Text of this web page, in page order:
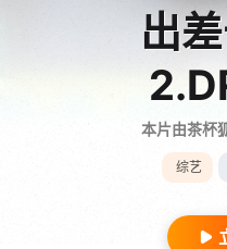
出
本片由茶杯
综艺